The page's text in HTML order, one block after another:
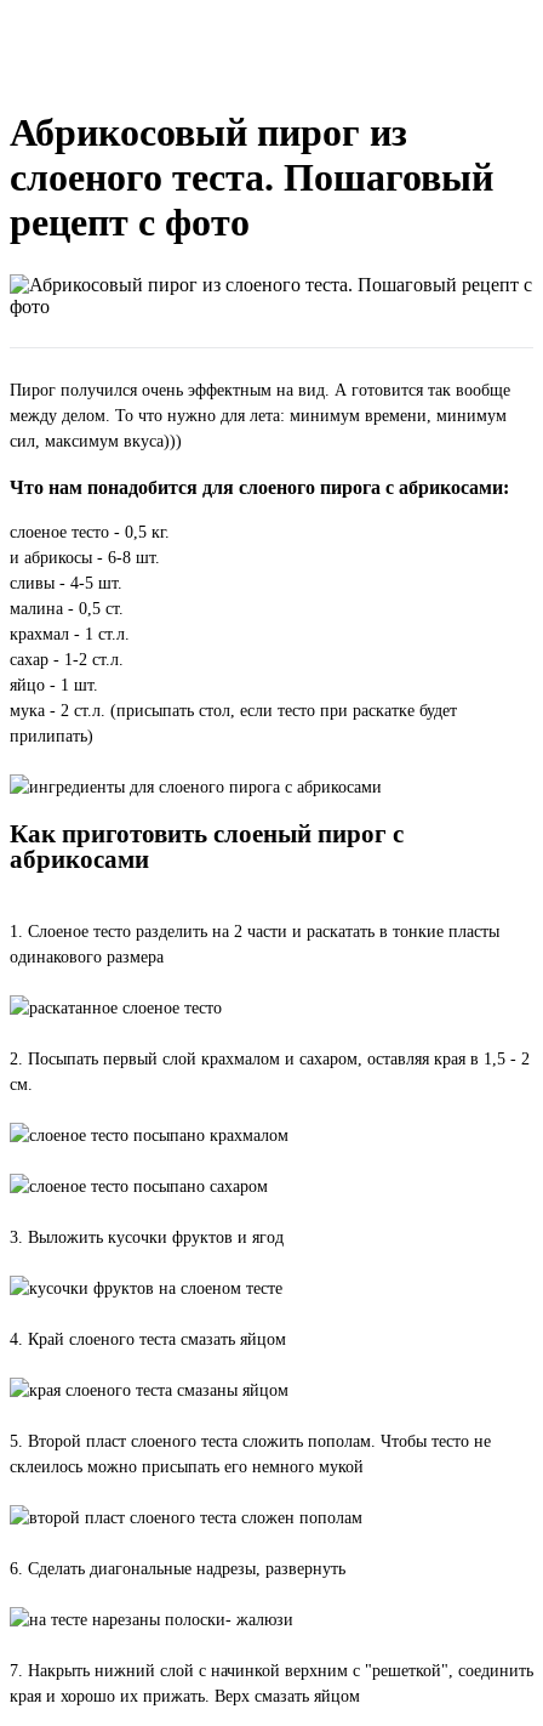
Абрикосовый пирог из
слоеного теста. Пошаговый
рецепт с фото
Пирог получился очень эффектным на вид. А готовится так вообще
между делом. То что нужно для лета: минимум времени, минимум
сил, максимум вкуса)))
Что нам понадобится для слоеного пирога с абрикосами:
слоеное тесто - 0,5 кг.
и абрикосы - 6-8 шт.
сливы - 4-5 шт.
малина - 0,5 ст.
крахмал - 1 ст.л.
сахар - 1-2 ст.л.
яйцо - 1 шт.
мука - 2 ст.л. (присыпать стол, если тесто при раскатке будет
прилипать)
Как приготовить слоеный пирог с
абрикосами
1. Слоеное тесто разделить на 2 части и раскатать в тонкие пласты
одинакового размера
2. Посыпать первый слой крахмалом и сахаром, оставляя края в 1,5 - 2
см.
3. Выложить кусочки фруктов и ягод
4. Край слоеного теста смазать яйцом
5. Второй пласт слоеного теста сложить пополам. Чтобы тесто не
склеилось можно присыпать его немного мукой
6. Сделать диагональные надрезы, развернуть
7. Накрыть нижний слой с начинкой верхним с "решеткой", соединить
края и хорошо их прижать. Верх смазать яйцом